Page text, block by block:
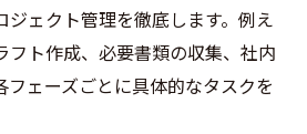
ジェクト管理を徹底します。例え
フト作成、必要書類の収集、社内
ェーズごとに具体的なタスクを